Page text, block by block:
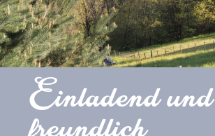
Einladend und
freundlich